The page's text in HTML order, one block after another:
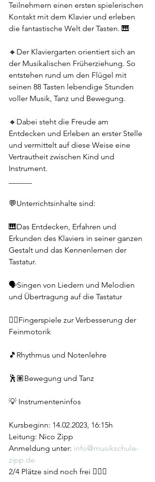
Teilnehmern einen ersten spielerischen
Kontakt mit dem Klavier und erleben
die fantastische Welt der Tasten. 🎹
🔸Der Klaviergarten orientiert sich an
der Musikalischen Früherziehung. So
entstehen rund um den Flügel mit
seinen 88 Tasten lebendige Stunden
voller Musik, Tanz und Bewegung.
🔸Dabei steht die Freude am
Entdecken und Erleben an erster Stelle
und vermittelt auf diese Weise eine
Vertrautheit zwischen Kind und
Instrument.
💬Unterrichtsinhalte sind:
🎹Das Entdecken, Erfahren und
Erkunden des Klaviers in seiner ganzen
Gestalt und das Kennenlernen der
Tastatur.
🗣️Singen von Liedern und Melodien
und Übertragung auf die Tastatur
✌🏻Fingerspiele zur Verbesserung der
Feinmotorik
🎵Rhythmus und Notenlehre
🕺🏽Bewegung und Tanz
💡 Instrumenteninfos
Kursbeginn: 14.02.2023, 16:15h
Leitung: Nico Zipp
Anmeldung unter: info@musikschule-
zipp.de
2/4 Plätze sind noch frei 🙋🏼‍♂️